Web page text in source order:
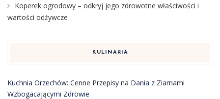
Koperek ogrodowy – odkryj jego zdrowotne właściwości i
wartości odżywcze
KULINARIA
Kuchnia Orzechów: Cenne Przepisy na Dania z Ziarnami
Wzbogacającymi Zdrowie